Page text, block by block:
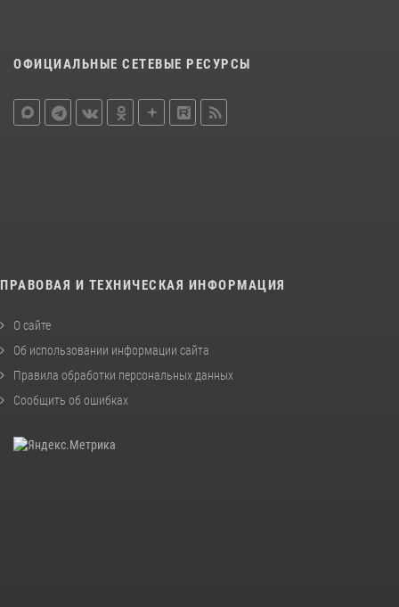
ОФИЦИАЛЬНЫЕ СЕТЕВЫЕ РЕСУРСЫ
ПРАВОВАЯ И ТЕХНИЧЕСКАЯ ИНФОРМАЦИЯ
О сайте
Об использовании информации сайта
Правила обработки персональных данных
Сообщить об ошибках